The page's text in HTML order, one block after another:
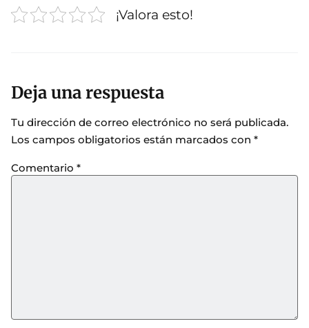
¡Valora esto!
Deja una respuesta
Tu dirección de correo electrónico no será publicada.
Los campos obligatorios están marcados con *
Comentario *